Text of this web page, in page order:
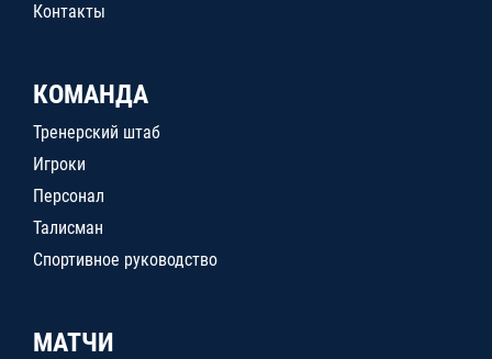
Контакты
КОМАНДА
Тренерский штаб
Игроки
Персонал
Талисман
Спортивное руководство
МАТЧИ